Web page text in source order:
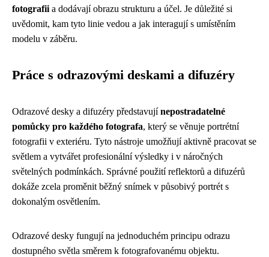
fotografiia dodávají obrazu strukturu a účel. Je důležité si
uvědomit, kam tyto linie vedou a jak interagují s umístěním
modelu v záběru.
Práce s odrazovými deskami a difuzéry
Odrazové desky a difuzéry představují nepostradatelné
pomůcky pro každého fotografa, který se věnuje portrétní
fotografii v exteriéru. Tyto nástroje umožňují aktivně pracovat se
světlem a vytvářet profesionální výsledky i v náročných
světelných podmínkách. Správné použití reflektorů a difuzérů
dokáže zcela proměnit běžný snímek v působivý portrét s
dokonalým osvětlením.
Odrazové desky fungují na jednoduchém principu odrazu
dostupného světla směrem k fotografovanému objektu.